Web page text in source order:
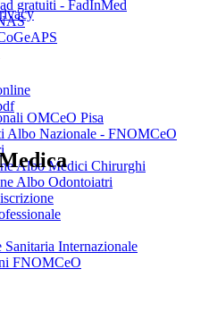
Sanitaria Internazionale
FNOMCeO
gratuiti - FadInMed
OMCeO Pisa
Albo Nazionale - FNOMCeO
Albo Medici Chirurghi
Albo Odontoiatri